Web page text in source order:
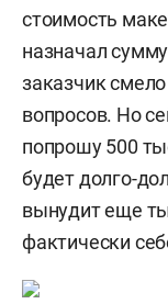
стоимость
назначал
заказчик
вопросов. Но
попрошу 500
будет долго-
вынудит еще
фактически